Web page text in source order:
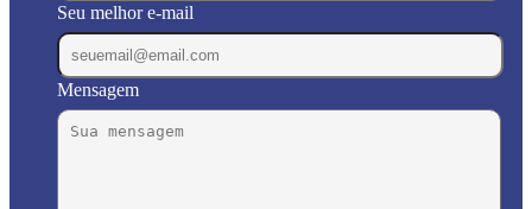
Seu melhor e-mail
Mensagem